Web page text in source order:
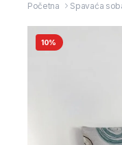
Početna Spavaća
10%